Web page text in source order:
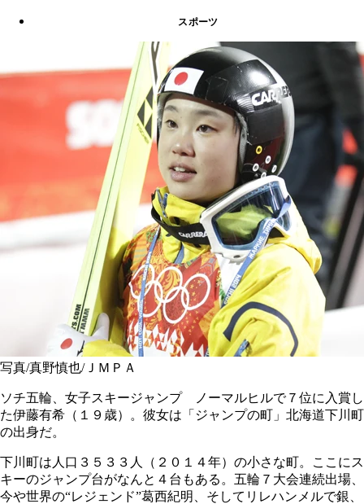
スポーツ
写真/真野慎也/ＪＭＰＡ
ソチ五輪、女子スキージャンプ ノーマルヒルで７位に入賞し
た伊藤有希（１９歳）。彼女は「ジャンプの町」北海道下川町
の出身だ。
下川町は人口３５３３人（２０１４年）の小さな町。ここにス
キーのジャンプ台がなんと４台もある。五輪７大会連続出場、
今や世界の“レジェンド”葛西紀明、そしてリレハンメルで銀、